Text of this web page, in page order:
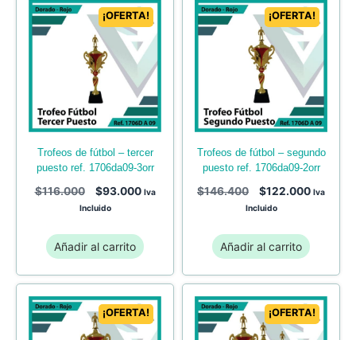
¡OFERTA!
trofeos de fútbol – tercer
puesto ref. 1706da09-3orr
$116.000 $93.000 Iva
Incluido
Añadir al carrito
¡OFERTA!
trofeos de fútbol – segundo
puesto ref. 1706da09-2orr
$146.400 $122.000 Iva
Incluido
Añadir al carrito
¡OFERTA! ¡OFERTA!